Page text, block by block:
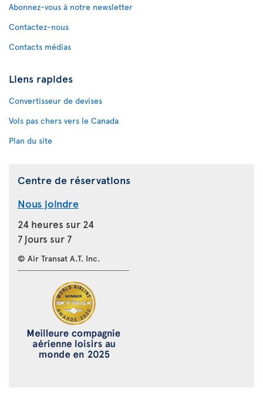
Abonnez-vous à notre newsletter
Contactez-nous
Contacts médias
Liens rapides
Convertisseur de devises
Vols pas chers vers le Canada
Plan du site
Centre de réservations
Nous joindre
24 heures sur 24
7 jours sur 7
© Air Transat A.T. Inc.